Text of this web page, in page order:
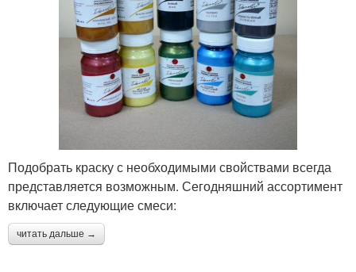
Подобрать краску с необходимыми свойствами всегда
представляется возможным. Сегодняшний ассортимент
включает следующие смеси:
читать дальше →